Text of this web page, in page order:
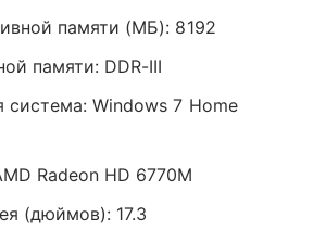
памяти (МБ): 8192
памяти: DDR-III
система: Windows 7 Home
Radeon HD 6770М
(дюймов): 17.3